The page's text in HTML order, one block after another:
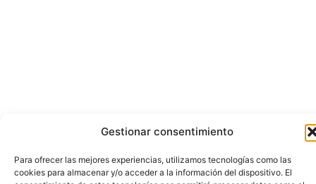
Gestionar consentimiento
Para ofrecer las mejores experiencias, utilizamos tecnologías como las
cookies para almacenar y/o acceder a la información del dispositivo. El